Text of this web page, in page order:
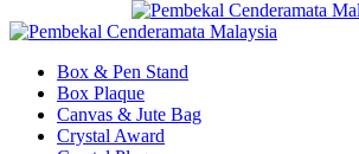
Box & Pen Stand
Box Plaque
Canvas & Jute Bag
Crystal Award